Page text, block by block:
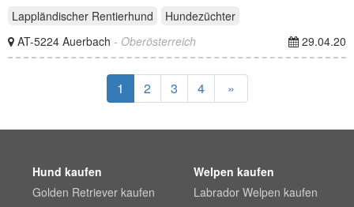
Lappländischer Rentierhund
Hundezüchter
AT-5224 Auerbach - Oberösterreich 29.04.20
1 2 3 4 »
Hund kaufen
Golden Retriever kaufen
Welpen kaufen
Labrador Welpen kaufen